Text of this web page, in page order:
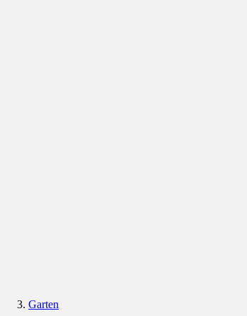
Garten